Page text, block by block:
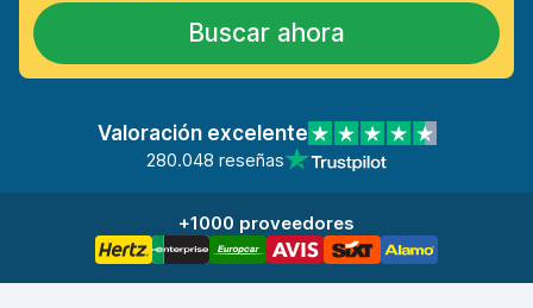
Buscar ahora
Valoración excelente
280.048 reseñas
+1000 proveedores